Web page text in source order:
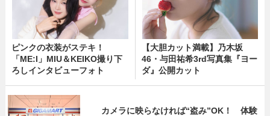
ピンクの衣装がステキ！
「ME:I」MIU＆KEIKO撮り下
ろしインタビューフォト
【大胆カット満載】乃木坂
46・与田祐希3rd写真集『ヨー
ダ』公開カット
カメラに映らなければ“盗み”OK！ 体験